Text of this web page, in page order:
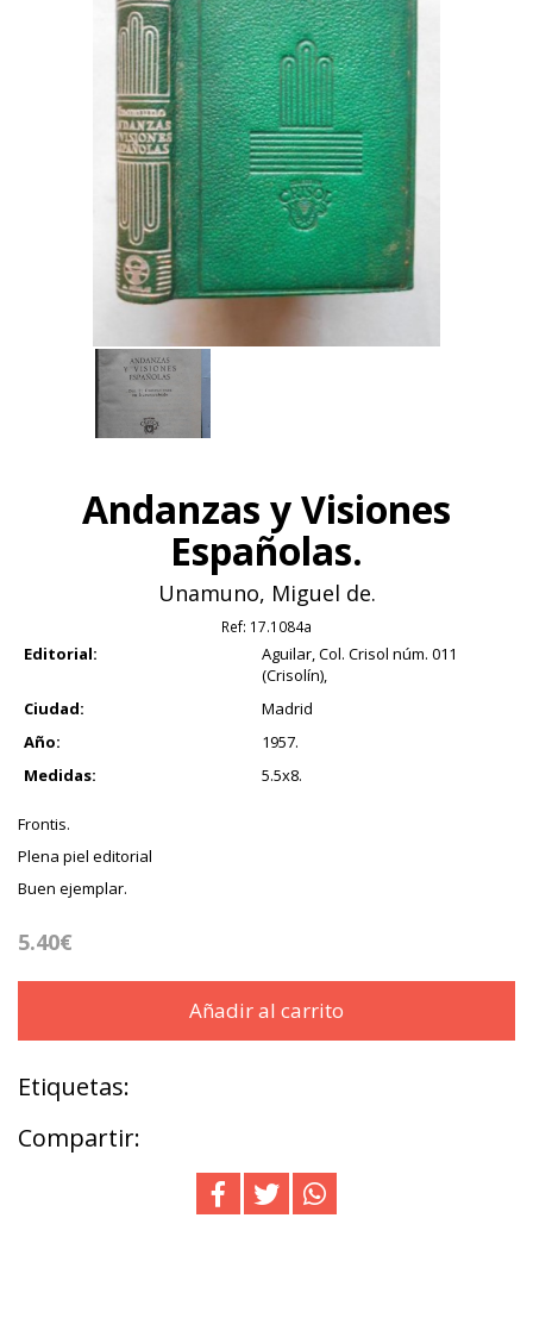
Andanzas y Visiones
Españolas.
Unamuno, Miguel de.
Ref: 17.1084a
Editorial:
Aguilar, Col. Crisol núm. 011
(Crisolín),
Ciudad:
Madrid
Año:
1957.
Medidas:
5.5x8.
Frontis.
Plena piel editorial
Buen ejemplar.
5.40€
Añadir al carrito
Etiquetas:
Compartir: